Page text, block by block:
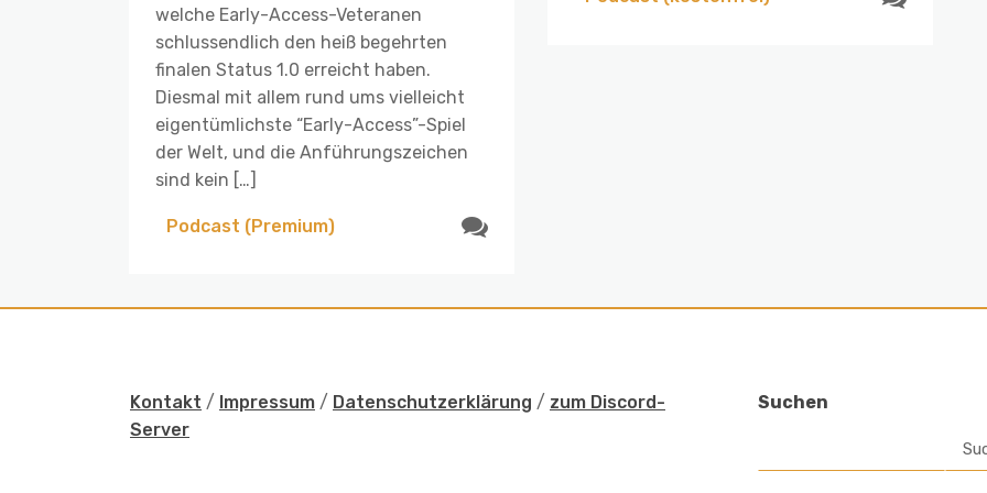
welche Early-Access-Veteranen
schlussendlich den heiß begehrten
finalen Status 1.0 erreicht haben.
Diesmal mit allem rund ums vielleicht
eigentümlichste “Early-Access”-Spiel
der Welt, und die Anführungszeichen
sind kein […]
Podcast (Premium)
Kontakt / Impressum / Datenschutzerklärung / zum Discord-
Server
Suchen